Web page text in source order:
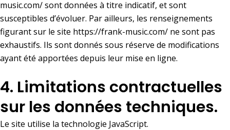
music.com/sont données à titre indicatif, et sont
susceptibles d’évoluer. Par ailleurs, les renseignements
figurant sur le site https://frank-music.com/ ne sont pas
exhaustifs. Ils sont donnés sous réserve de modifications
ayant été apportées depuis leur mise en ligne.
4. Limitations contractuelles
sur les données techniques.
Le site utilise la technologie JavaScript.